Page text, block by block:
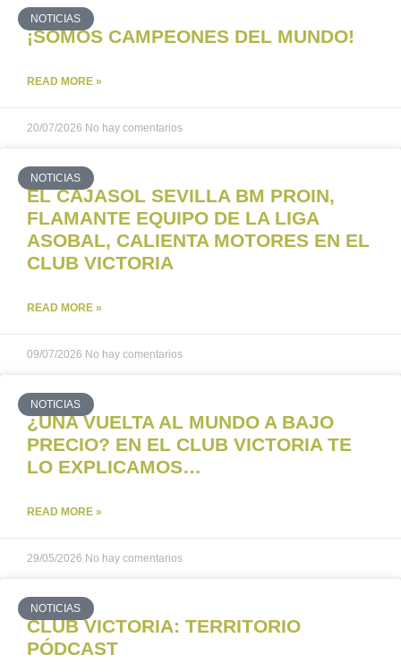
NOTICIAS
¡SOMOS CAMPEONES DEL MUNDO!
READ MORE »
20/07/2026 No hay comentarios
NOTICIAS
EL CAJASOL SEVILLA BM PROIN,
FLAMANTE EQUIPO DE LA LIGA
ASOBAL, CALIENTA MOTORES EN EL
CLUB VICTORIA
READ MORE »
09/07/2026 No hay comentarios
NOTICIAS
¿UNA VUELTA AL MUNDO A BAJO
PRECIO? EN EL CLUB VICTORIA TE
LO EXPLICAMOS…
READ MORE »
29/05/2026 No hay comentarios
NOTICIAS
CLUB VICTORIA: TERRITORIO
PÓDCAST